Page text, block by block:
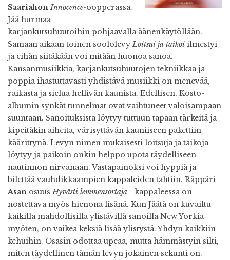
SaariahonInnocence-oopperassa.
Jää hurmaa
karjankutsuhuutoihin pohjaavalla äänenkäytöllään.
Samaan aikaan toinen soololevyLoitsui ja taikoi ilmestyi
ja eihän siitäkään voi mitään huonoa sanoa.
Kansanmusiikkia, karjankutsuhuutojen tekniikkaa ja
poppia ihastuttavasti yhdistävä musiikki on menevää,
raikasta ja sielua hellivän kaunista. Edellisen, Kosto-
albumin synkät tunnelmat ovat vaihtuneet valoisampaan
suuntaan. Sanoituksista löytyy tuttuun tapaan tärkeitä ja
kipeitäkin aiheita, värisyttävän kauniiseen pakettiin
käärittynä. Levyn nimen mukaisesti loitsuja ja taikoja
löytyy ja paikoin onkin helppo upota täydelliseen
nautinnon nirvanaan. Vastapainoksi voi hyppiä ja
bilettää vauhdikkaampien kappaleiden tahtiin. Räppäri
Asan osuusHyvästi lemmensortaja –kappaleessa on
nostettava myös hienona lisänä. Kun Jäätä on kuvailtu
kaikilla mahdollisilla ylistävillä sanoilla New Yorkia
myöten, on vaikea keksiä lisää ylistystä. Yhdyn kaikkiin
kehuihin. Osasin odottaa upeaa, mutta hämmästyin silti,
miten täydellinen tämän levyn jokainen sekunti on.